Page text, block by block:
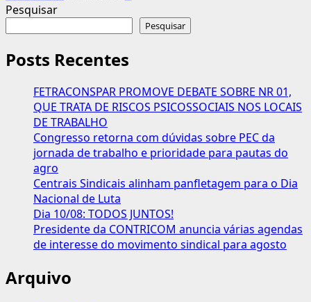
Pesquisar
Pesquisar
Posts Recentes
FETRACONSPAR PROMOVE DEBATE SOBRE NR 01,
QUE TRATA DE RISCOS PSICOSSOCIAIS NOS LOCAIS
DE TRABALHO
Congresso retorna com dúvidas sobre PEC da
jornada de trabalho e prioridade para pautas do
agro
Centrais Sindicais alinham panfletagem para o Dia
Nacional de Luta
Dia 10/08: TODOS JUNTOS!
Presidente da CONTRICOM anuncia várias agendas
de interesse do movimento sindical para agosto
Arquivo